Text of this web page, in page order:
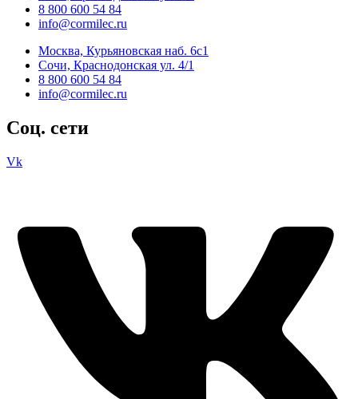
8 800 600 54 84
info@cormilec.ru
Москва, Курьяновская наб. 6с1
Сочи, Краснодонская ул. 4/1
8 800 600 54 84
info@cormilec.ru
Соц. сети
Vk